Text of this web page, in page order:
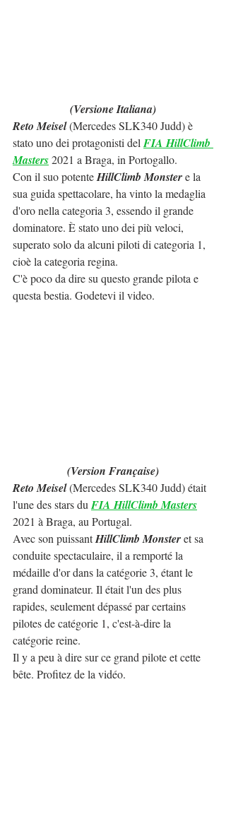
(Versione Italiana)
Reto Meisel (Mercedes SLK340 Judd) è
stato uno dei protagonisti del FIA HillClimb
Masters 2021 a Braga, in Portogallo.
Con il suo potente HillClimb Monster e la
sua guida spettacolare, ha vinto la medaglia
d'oro nella categoria 3, essendo il grande
dominatore. È stato uno dei più veloci,
superato solo da alcuni piloti di categoria 1,
cioè la categoria regina.
C'è poco da dire su questo grande pilota e
questa bestia. Godetevi il video.
(Version Française)
Reto Meisel (Mercedes SLK340 Judd) était
l'une des stars du FIA HillClimb Masters
2021 à Braga, au Portugal.
Avec son puissant HillClimb Monster et sa
conduite spectaculaire, il a remporté la
médaille d'or dans la catégorie 3, étant le
grand dominateur. Il était l'un des plus
rapides, seulement dépassé par certains
pilotes de catégorie 1, c'est-à-dire la
catégorie reine.
Il y a peu à dire sur ce grand pilote et cette
bête. Profitez de la vidéo.